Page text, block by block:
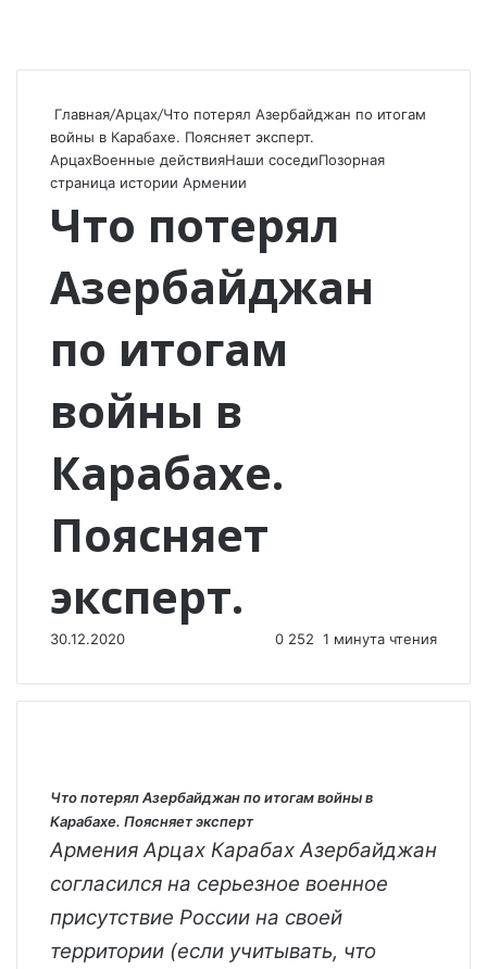
Главная/Арцах/Что потерял Азербайджан по итогам
войны в Карабахе. Поясняет эксперт.
АрцахВоенные действияНаши соседиПозорная
страница истории Армении
Что потерял
Азербайджан
по итогам
войны в
Карабахе.
Поясняет
эксперт.
30.12.2020 0 252 1 минута чтения
Что потерял Азербайджан по итогам войны в
Карабахе. Поясняет эксперт
Армения Арцах Карабах Азербайджан
согласился на серьезное военное
присутствие России на своей
территории (если учитывать, что